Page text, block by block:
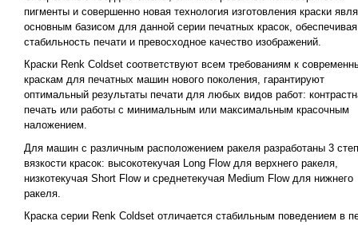
пигменты и совершенно новая технология изготовления краски
основным базисом для данной серии печатных красок, обеспечивая
стабильность печати и превосходное качество изображений.
Краски Renk Coldset соответствуют всем требованиям к
краскам для печатных машин нового поколения, гарантируют
оптимальный результаты печати для любых видов работ:
печать или работы с минимальным или максимальным красочным
наложением.
Для машин с различным расположением ракеля разработаны 3
вязкости красок: высокотекучая Long Flow для верхнего ракеля,
низкотекучая Short Flow и среднетекучая Medium Flow для нижнего
ракеля.
Краска серии Renk Coldset отличается стабильным поведением в